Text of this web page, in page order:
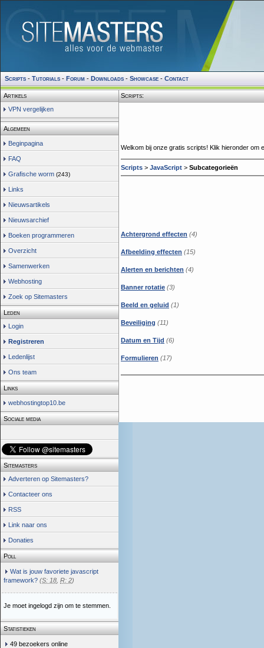
Scripts - Tutorials - Forum - Downloads - Showcase - Contact
Artikels
VPN vergelijken
Algemeen
Beginpagina
FAQ
Grafische worm (243)
Links
Nieuwsartikels
Nieuwsarchief
Boeken programmeren
Overzicht
Samenwerken
Webhosting
Zoek op Sitemasters
Leden
Login
Registreren
Ledenlijst
Ons team
Links
webhostingtop10.be
Sociale media
Sitemasters
Adverteren op Sitemasters?
Contacteer ons
RSS
Link naar ons
Donaties
Poll
Wat is jouw favoriete javascript
framework? (S: 18 R: 2)
Je moet ingelogd zijn om te stemmen.
Statistieken
49 bezoekers online
Scripts:
Welkom bij onze gratis scripts! Klik hieronder om
Scripts > JavaScript > Subcategorieën
Achtergrond effecten (4)
Afbeelding effecten (15)
Alerten en berichten (4)
Banner rotatie (3)
Beeld en geluid (1)
Beveiliging (11)
Datum en Tijd (6)
Formulieren (17)